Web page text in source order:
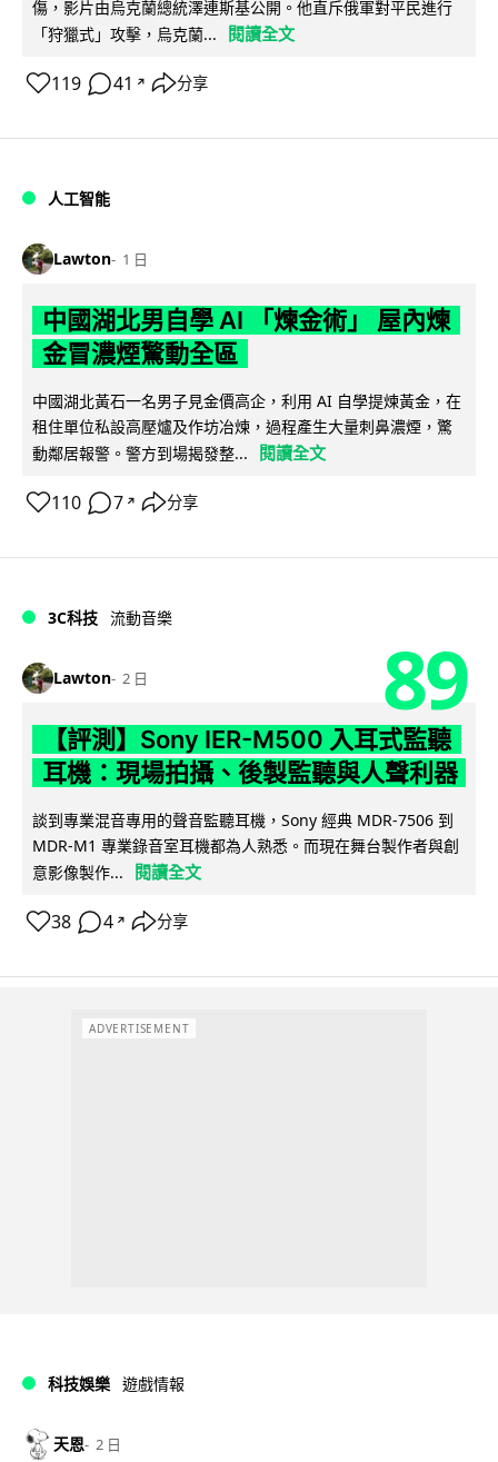
傷，影片由烏克蘭總統澤連斯基公開。他直斥俄軍對平民進行
「狩獵式」攻擊，烏克蘭...
閱讀全文
119 41 ↗ 分享
人工智能
Lawton 1 日
中國湖北男自學 AI 「煉金術」 屋內煉
金冒濃煙驚動全區
中國湖北黃石一名男子見金價高企，利用 AI 自學提煉黃金，在
租住單位私設高壓爐及作坊冶煉，過程產生大量刺鼻濃煙，驚
動鄰居報警。警方到場揭發整...
閱讀全文
110 7 ↗ 分享
3C科技 流動音樂
Lawton 2 日 89
【評測】Sony IER-M500 入耳式監聽
耳機：現場拍攝、後製監聽與人聲利器
談到專業混音專用的聲音監聽耳機，Sony 經典 MDR-7506 到
MDR-M1 專業錄音室耳機都為人熟悉。而現在舞台製作者與創
意影像製作...
閱讀全文
38 4 ↗ 分享
ADVERTISEMENT
科技娛樂 遊戲情報
天恩 2 日